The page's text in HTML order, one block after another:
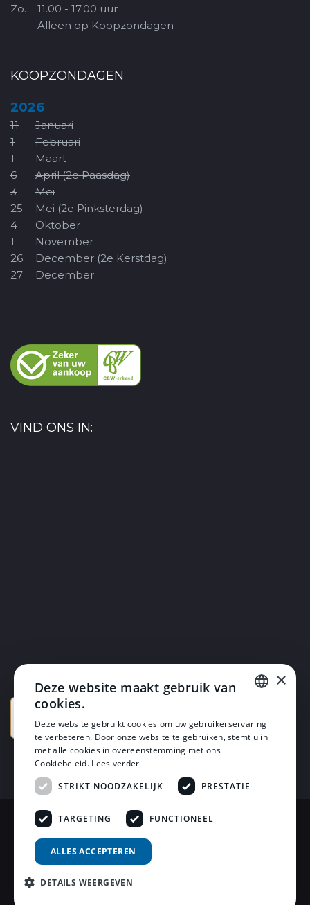
Zo.
11.00 - 17.00 uur
Alleen op Koopzondagen
KOOPZONDAGEN
2026
11
Januari
1
Februari
1
Maart
6
April (2e Paasdag)
3
Mei
25
Mei (2e Pinksterdag)
4
Oktober
1
November
26
December (2e Kerstdag)
27
December
VIND ONS IN:
© 2026 Horsten Meubelen & Horsten Slaapcomfort
Privacy Voorwaarden
Review Policy
DUTCH
×
Deze website maakt gebruik van
cookies.
Deze website gebruikt cookies om uw gebruikerservaring
te verbeteren. Door onze website te gebruiken, stemt u in
met alle cookies in overeenstemming met ons
Cookiebeleid. Lees verder
STRIKT NOODZAKELIJK
PRESTATIE
TARGETING FUNCTIONEEL
ALLES ACCEPTEREN
DETAILS WEERGEVEN